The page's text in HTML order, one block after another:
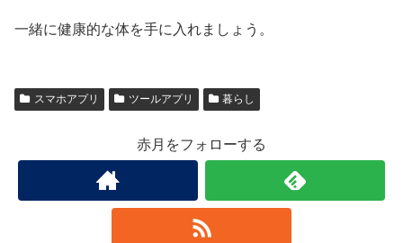
一緒に健康的な体を手に入れましょう。
スマホアプリ ツールアプリ 暮らし
赤月をフォローする